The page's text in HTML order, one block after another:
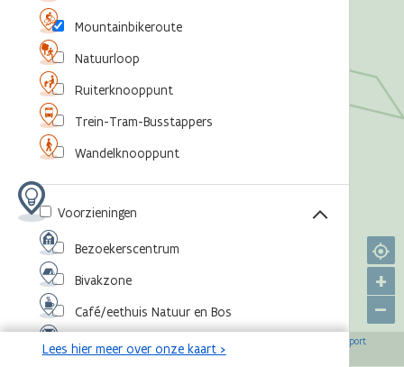
+
–
OpenStreetMap-bijdragers Agentschap voor Natuur en Bos
Sport
Vlaanderen,©Toerisme Vlaanderen
Mountainbikeroute
Natuurloop
Ruiterknooppunt
Trein-Tram-Busstappers
Wandelknooppunt
Voorzieningen
Bezoekerscentrum
Bivakzone
Café/eethuis Natuur en Bos
Eventlocatie
Lees hier meer over onze kaart >